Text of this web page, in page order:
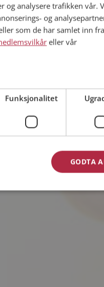
og analysere trafikken vår.
og
som de har samlet inn
eller vår
Funksjonalitet
GODTA